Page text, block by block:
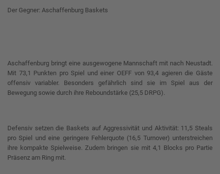
Der Gegner: Aschaffenburg Baskets
Aschaffenburg bringt eine ausgewogene Mannschaft mit nach Neustadt.
Mit 73,1 Punkten pro Spiel und einer OEFF von 93,4 agieren die Gäste
offensiv variabler. Besonders gefährlich sind sie im Spiel aus der
Bewegung sowie durch ihre Reboundstärke (25,5 DRPG).
Defensiv setzen die Baskets auf Aggressivität und Aktivität: 11,5 Steals
pro Spiel und eine geringere Fehlerquote (16,5 Turnover) unterstreichen
ihre kompakte Spielweise. Zudem bringen sie mit 4,1 Blocks pro Partie
Präsenz am Ring mit.